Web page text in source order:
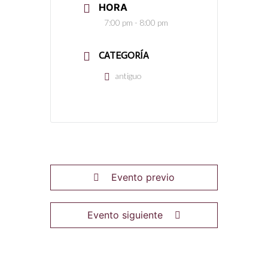
HORA
7:00 pm - 8:00 pm
CATEGORÍA
antiguo
Evento previo
Evento siguiente